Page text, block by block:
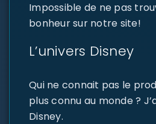
Impossible de ne pas
bonheur sur notre site!
L’univers Disney
Qui ne connait pas le
plus connu au monde ?
Disney.